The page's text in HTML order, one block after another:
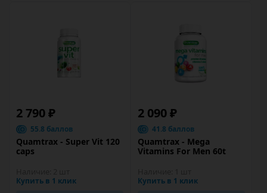
2 790 ₽
55.8 баллов
Quamtrax - Super Vit 120
caps
Купить в 1 клик
2 090 ₽
41.8 баллов
Quamtrax - Mega
Vitamins For Men 60t
Купить в 1 клик